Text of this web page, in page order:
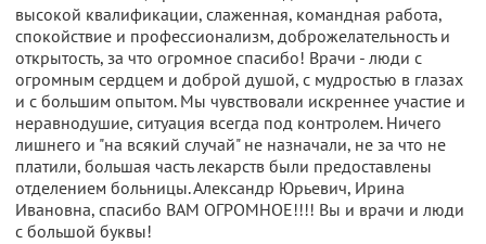
высокой квалификации, слаженная, командная работа,
спокойствие и профессионализм, доброжелательность и
открытость, за что огромное спасибо! Врачи - люди с
огромным сердцем и доброй душой, с мудростью в глазах
и с большим опытом. Мы чувствовали искреннее участие и
неравнодушие, ситуация всегда под контролем. Ничего
лишнего и "на всякий случай" не назначали, не за что не
платили, большая часть лекарств были предоставлены
отделением больницы. Александр Юрьевич, Ирина
Ивановна, спасибо ВАМ ОГРОМНОЕ!!!! Вы и врачи и люди
с большой буквы!